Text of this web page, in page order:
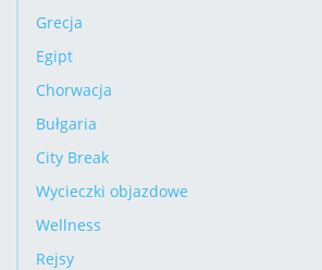
Grecja
Egipt
Chorwacja
Bułgaria
City Break
Wycieczki objazdowe
Wellness
Rejsy